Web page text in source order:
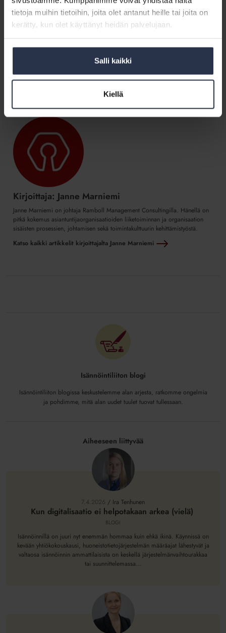
tietoja muihin tietoihin, joita olet antanut heille tai joita on
kerätty, kun olet käyttänyt heidän palvelujaan.
Salli kaikki
Kiellä
-koulutuksessa sekä Isännöintiliiton uudessaMinä muutoksen
johtajana -valmennusohjelmassa. Tule mukaan!
Kehittäminen
Jaa somessa
Kirjoittaja: Janne Marniemi
Janne Marniemi on johtaja Ramboll Management Consultingilla. Hänellä on
pitkä kokemus asiantuntijaorganisaatioiden liiketoiminnan ja organisaation
sisäisten prosessien, johtamisen sekä toimintakulttuurin kehittämistyöstä.
Katso kaikki artikkelit kirjoittajalta Janne Marniemi
Isännöintiliiton blogi
Isännöintiliiton blogissa keskustelemme alan arjesta, ratkomme ongelmia
ja pohdimme, mitä alan uudet tuulet tuovat tullessaan.
Aiheeseen liittyvää
helpotakaan
(vielä)
7.4.2026 / Ira Tenhunen
Kun digitalisaatio ei helpotakaan arkea (vielä)
BLOGI
Isännöinnillä on juuri nyt enemmän hommaa kuin ehkä ikinä. Käynnissä on
kevään yhtiökokouskausi, huoneistotietojärjestelmän määräajat lähestyvät ja
valtaosa isännöinnin ammattilaisista on keskellä järjestelmänvaihtourakkaa
tai suunnittelemassa...